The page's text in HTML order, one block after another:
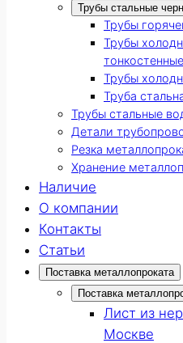
Трубы стальные
Трубы
Трубы
тонкостенные
Трубы
Труба
Трубы стальные
Детали
Резка
Хранение
Наличие
О компании
Контакты
Статьи
Поставка металлопроката
Поставка
Лист из
Москве